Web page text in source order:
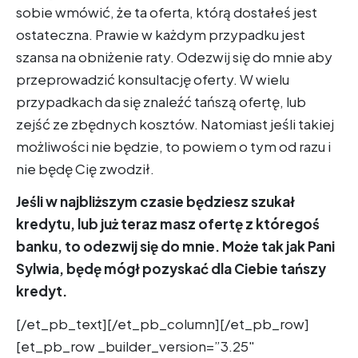
sobie wmówić, że ta oferta, którą dostałeś jest
ostateczna. Prawie w każdym przypadku jest
szansa na obniżenie raty. Odezwij się do mnie aby
przeprowadzić konsultację oferty. W wielu
przypadkach da się znaleźć tańszą ofertę, lub
zejść ze zbędnych kosztów. Natomiast jeśli takiej
możliwości nie będzie, to powiem o tym od razu i
nie będę Cię zwodził.
Jeśli w najbliższym czasie będziesz szukał
kredytu, lub już teraz masz ofertę z któregoś
banku, to odezwij się do mnie. Może tak jak Pani
Sylwia, będę mógł pozyskać dla Ciebie tańszy
kredyt.
[/et_pb_text][/et_pb_column][/et_pb_row]
[et_pb_row _builder_version=”3.25″